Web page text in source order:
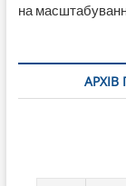
на
АРХІВ